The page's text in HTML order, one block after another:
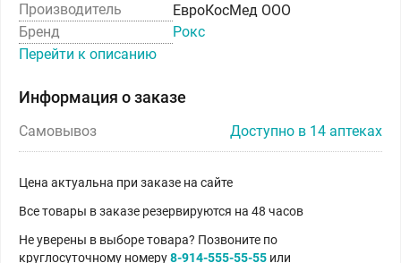
Производитель
ЕвроКосМед ООО
Бренд
Рокс
Перейти к описанию
Информация о заказе
Самовывоз Доступно в 14 аптеках
Цена актуальна при заказе на сайте
Все товары в заказе резервируются на 48 часов
Не уверены в выборе товара? Позвоните по
круглосуточному номеру8-914-555-55-55 или